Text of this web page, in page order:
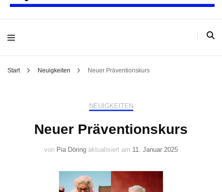
Gymnastikverein
Zehren e.V.
Start Neuigkeiten Neuer Präventionskurs
NEUIGKEITEN
Neuer Präventionskurs
von Pia Döring aktualisiert am 11. Januar 2025